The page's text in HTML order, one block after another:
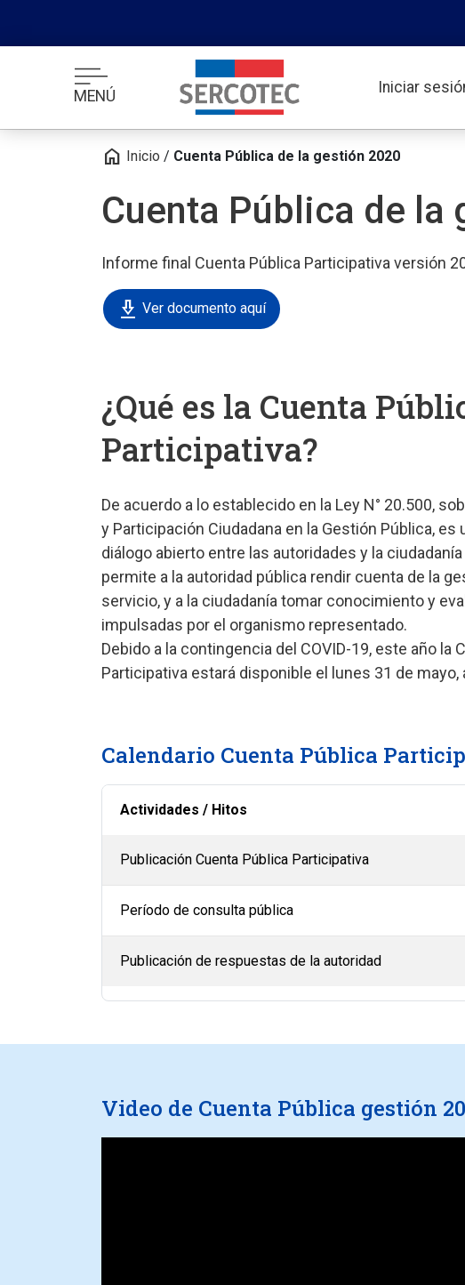
MENÚ Iniciar
home Inicio / Cuenta Pública de la gestión 2020
Cuenta Pública de la
Informe final Cuenta Pública Participativa versión
download_2 Ver documento aquí
¿Qué es la Cuenta
Participativa?
De acuerdo a lo establecido en la Ley N° 20.500,
y Participación Ciudadana en la Gestión Pública, es
diálogo abierto entre las autoridades y la
permite a la autoridad pública rendir cuenta de la
servicio, y a la ciudadanía tomar conocimiento y
impulsadas por el organismo representado.
Debido a la contingencia del COVID-19, este año la
Participativa estará disponible el lunes 31 de mayo,
Calendario Cuenta Pública
Actividades / Hitos
Publicación Cuenta Pública Participativa
Período de consulta pública
Publicación de respuestas de la autoridad
Video de Cuenta Pública gestión